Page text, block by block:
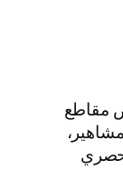
مقاطع
حصري